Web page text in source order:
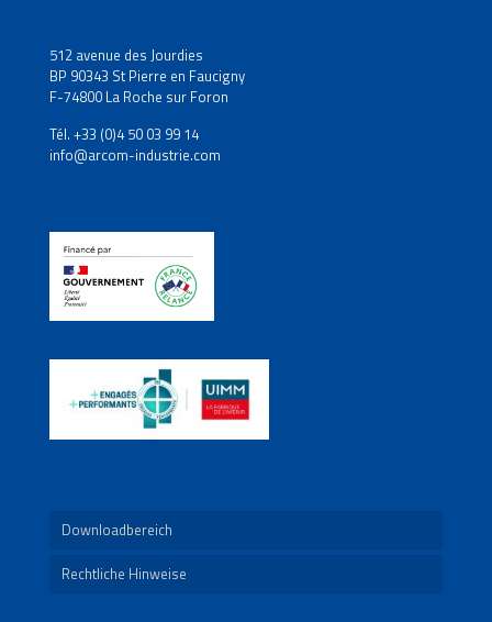
512 avenue des Jourdies
BP 90343 St Pierre en Faucigny
F-74800 La Roche sur Foron
Tél. +33 (0)4 50 03 99 14
info@arcom-industrie.com
Downloadbereich
Rechtliche Hinweise